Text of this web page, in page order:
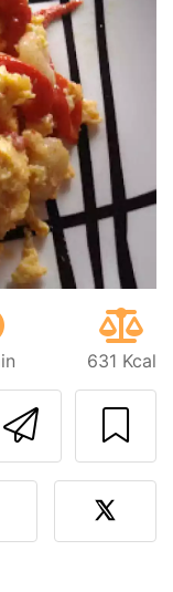
631 Kcal
al autor
esta